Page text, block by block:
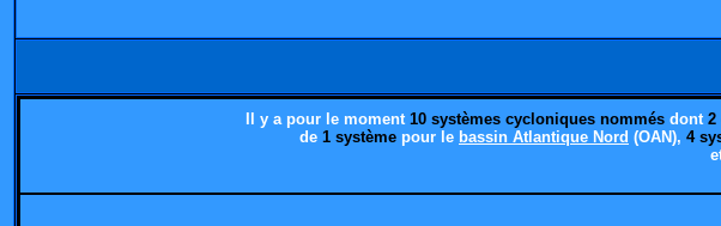
Il y a pour le moment10 systèmes cycloniques nommésdont 2
de 1 système pour le bassin Atlantique Nord (OAN), 4